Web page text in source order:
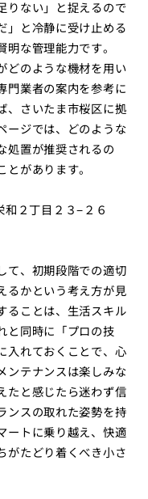
りない」と捉えるので
」と冷静に受け止める
な管理能力です。
どのような機材を用い
門業者の案内を参考に
、さいたま市桜区に拠
ージでは、どのような
処置が推奨されるの
があります。
２丁目２３−２６
て、初期段階での適切
るかという考え方が見
ることは、生活スキル
と同時に「プロの技
入れておくことで、心
ンテナンスは楽しみな
たと感じたら迷わず信
ンスの取れた姿勢を持
ートに乗り越え、快適
がたどり着くべき小さ